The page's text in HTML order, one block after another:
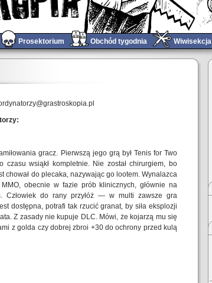
Prosektorium Obchód tygodnia Wiwisekcja
gracz. Pierwszą jego grą był Tenis for Two
wsiąkł kompletnie. Nie został chirurgiem, bo
chował do plecaka, nazywając go lootem. Wynalazca
obecnie w fazie prób klinicznych, głównie na
Człowiek do rany przyłóż — w multi zawsze gra
dostępna, potrafi tak rzucić granat, by siła eksplozji
Z zasady nie kupuje DLC. Mówi, że kojarzą mu się
z golda czy dobrej zbroi +30 do ochrony przed kulą